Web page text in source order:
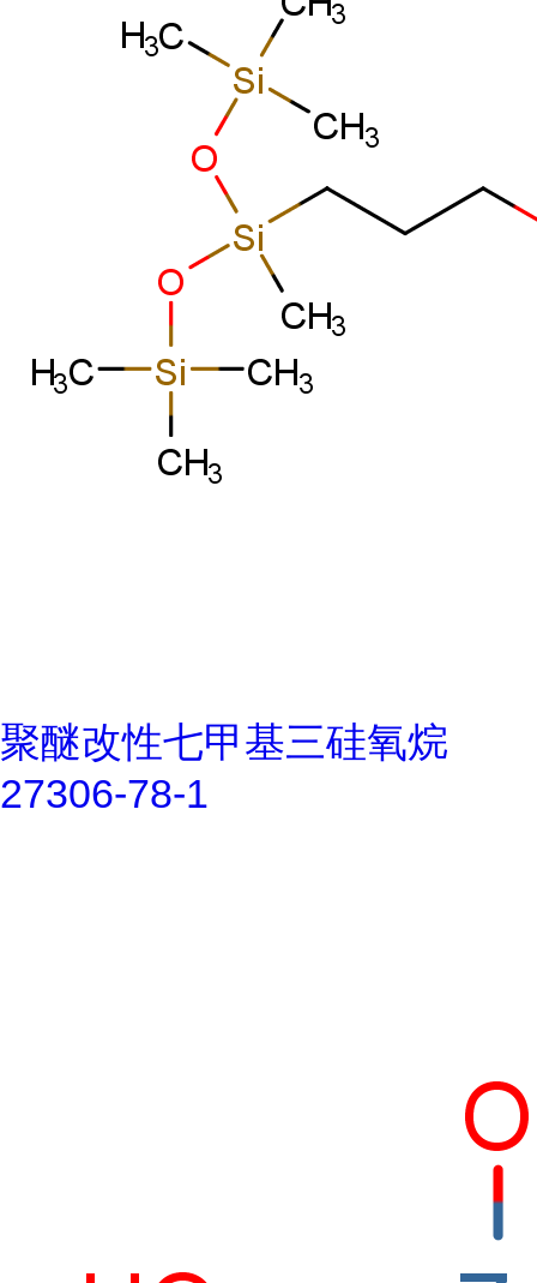
聚醚改性七甲基三硅氧烷
27306-78-1